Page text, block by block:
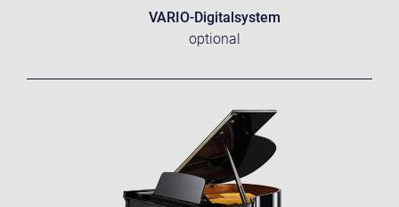
VARIO-Digitalsystem
optional